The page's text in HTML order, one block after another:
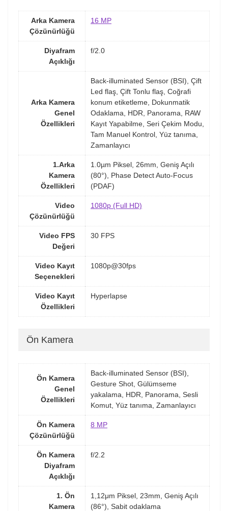
Arka Kamera
Çözünürlüğü
16 MP
Diyafram
Açıklığı
f/2.0
Arka Kamera
Genel
Özellikleri
Back-illuminated Sensor (BSI), Çift
Led flaş, Çift Tonlu flaş, Coğrafi
konum etiketleme, Dokunmatik
Odaklama, HDR, Panorama, RAW
Kayıt Yapabilme, Seri Çekim Modu,
Tam Manuel Kontrol, Yüz tanıma,
Zamanlayıcı
1.Arka
Kamera
Özellikleri
1.0µm Piksel, 26mm, Geniş Açılı
(80°), Phase Detect Auto-Focus
(PDAF)
Video
Çözünürlüğü
1080p (Full HD)
Video FPS
Değeri
30 FPS
Video Kayıt
Seçenekleri
1080p@30fps
Video Kayıt
Özellikleri
Hyperlapse
Ön Kamera
Ön Kamera
Genel
Özellikleri
Back-illuminated Sensor (BSI),
Gesture Shot, Gülümseme
yakalama, HDR, Panorama, Sesli
Komut, Yüz tanıma, Zamanlayıcı
Ön Kamera
Çözünürlüğü
8 MP
Ön Kamera
Diyafram
Açıklığı
f/2.2
1. Ön
Kamera
1,12μm Piksel, 23mm, Geniş Açılı
(86°), Sabit odaklama